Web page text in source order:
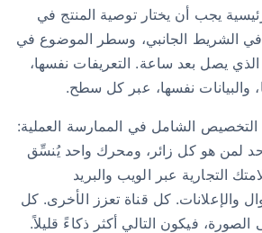
يجب أن يختار توصية المنتج في
الشريط الجانبي، وسطر الموضوع في
يصل بعد ساعة. التعريفات نفسها،
نفسها، عبر كل سطح.
الشامل في الممارسة العملية:
لمن هو كل زائر، ومحرك واحد يُنسِّق
التجارية عبر الويب والبريد
والإعلانات. كل قناة تعزز الأخرى. كل
فيكون التالي أكثر ذكاءً قليلاً.